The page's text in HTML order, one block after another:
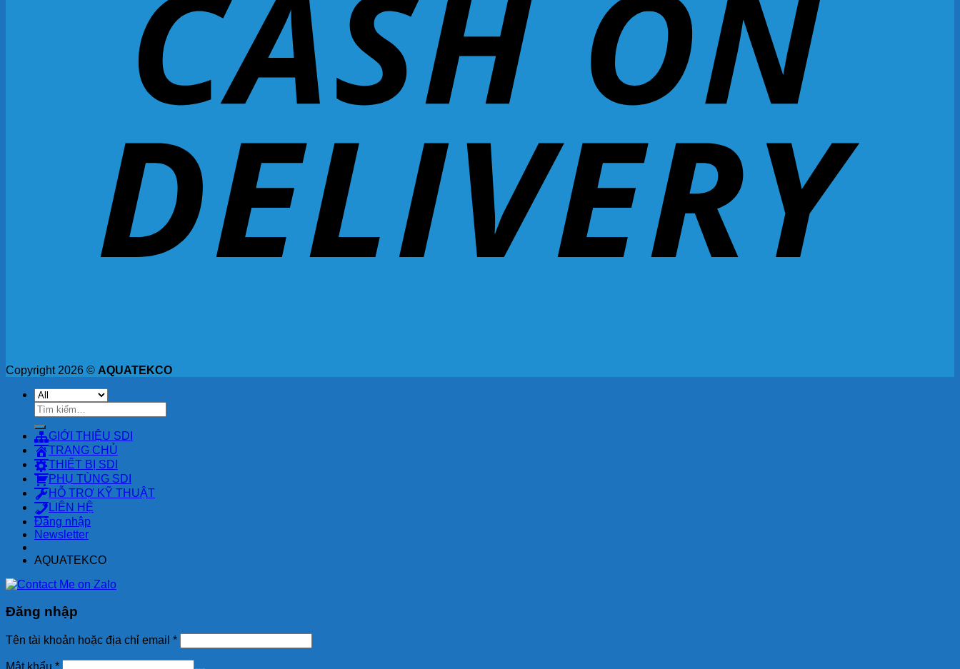
Copyright 2026 © AQUATEKCO
Tìm
kiếm:
GIỚI THIỆU SDI
TRANG CHỦ
THIẾT BỊ SDI
PHỤ TÙNG SDI
HỖ TRỢ KỸ THUẬT
LIÊN HỆ
Đăng nhập
Newsletter
AQUATEKCO
Đăng nhập
Tên tài khoản hoặc địa chỉ email *
Mật khẩu *